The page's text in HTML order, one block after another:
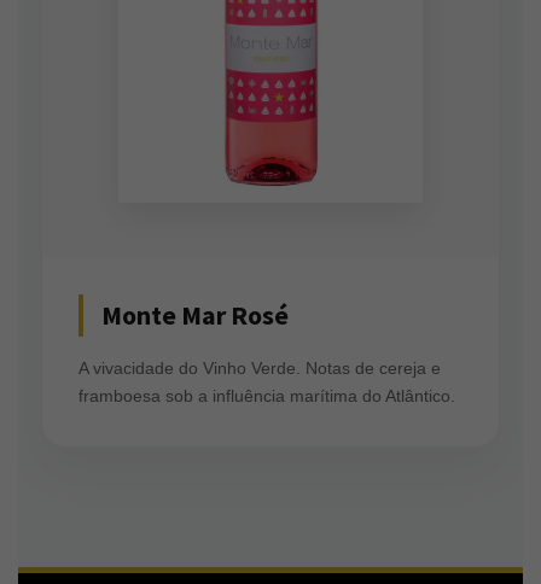
Monte Mar Rosé
A vivacidade do Vinho Verde. Notas de cereja e
framboesa sob a influência marítima do Atlântico.